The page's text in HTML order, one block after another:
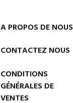
A PROPOS DE NOUS
CONTACTEZ NOUS
CONDITIONS
GÉNÉRALES DE
VENTES